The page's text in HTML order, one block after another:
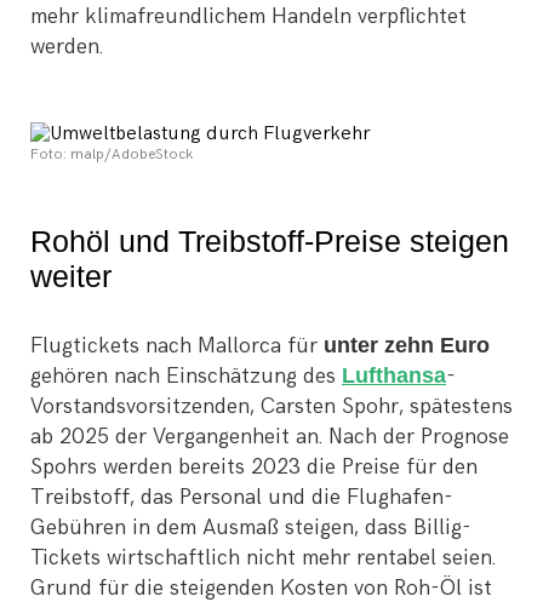
mehr klimafreundlichem Handeln verpflichtet
werden.
Foto: malp/AdobeStock
Rohöl und Treibstoff-Preise steigen
weiter
Flugtickets nach Mallorca für unter zehn Euro
gehören nach Einschätzung des Lufthansa-
Vorstandsvorsitzenden, Carsten Spohr, spätestens
ab 2025 der Vergangenheit an. Nach der Prognose
Spohrs werden bereits 2023 die Preise für den
Treibstoff, das Personal und die Flughafen-
Gebühren in dem Ausmaß steigen, dass Billig-
Tickets wirtschaftlich nicht mehr rentabel seien.
Grund für die steigenden Kosten von Roh-Öl ist